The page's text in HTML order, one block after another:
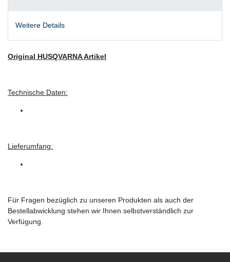
Weitere Details
Original HUSQVARNA Artikel
Technische Daten:
Lieferumfang:
Für Fragen bezüglich zu unseren Produkten als auch der
Bestellabwicklung stehen wir Ihnen selbstverständlich zur
Verfügung.